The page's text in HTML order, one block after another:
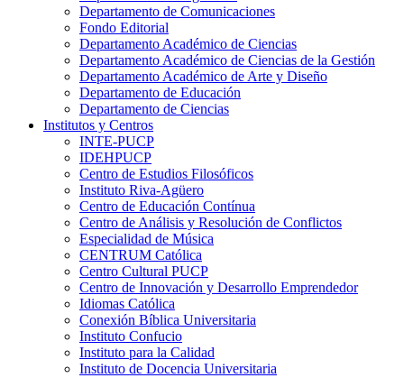
Departamento de Comunicaciones
Fondo Editorial
Departamento Académico de Ciencias
Departamento Académico de Ciencias de la Gestión
Departamento Académico de Arte y Diseño
Departamento de Educación
Departamento de Ciencias
Institutos y Centros
INTE-PUCP
IDEHPUCP
Centro de Estudios Filosóficos
Instituto Riva-Agüero
Centro de Educación Contínua
Centro de Análisis y Resolución de Conflictos
Especialidad de Música
CENTRUM Católica
Centro Cultural PUCP
Centro de Innovación y Desarrollo Emprendedor
Idiomas Católica
Conexión Bíblica Universitaria
Instituto Confucio
Instituto para la Calidad
Instituto de Docencia Universitaria